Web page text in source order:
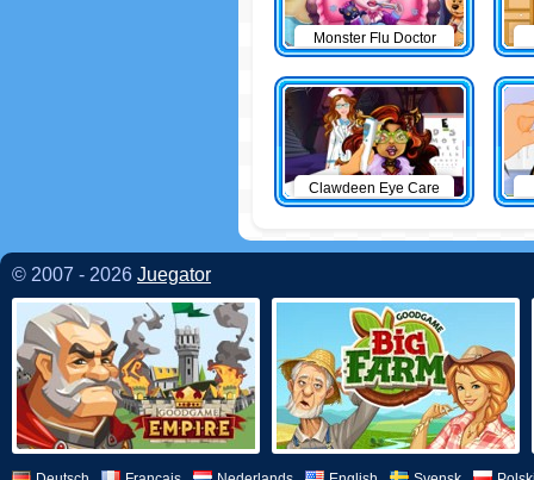
Monster Flu Doctor
Clawdeen Eye Care
© 2007 - 2026 Juegator